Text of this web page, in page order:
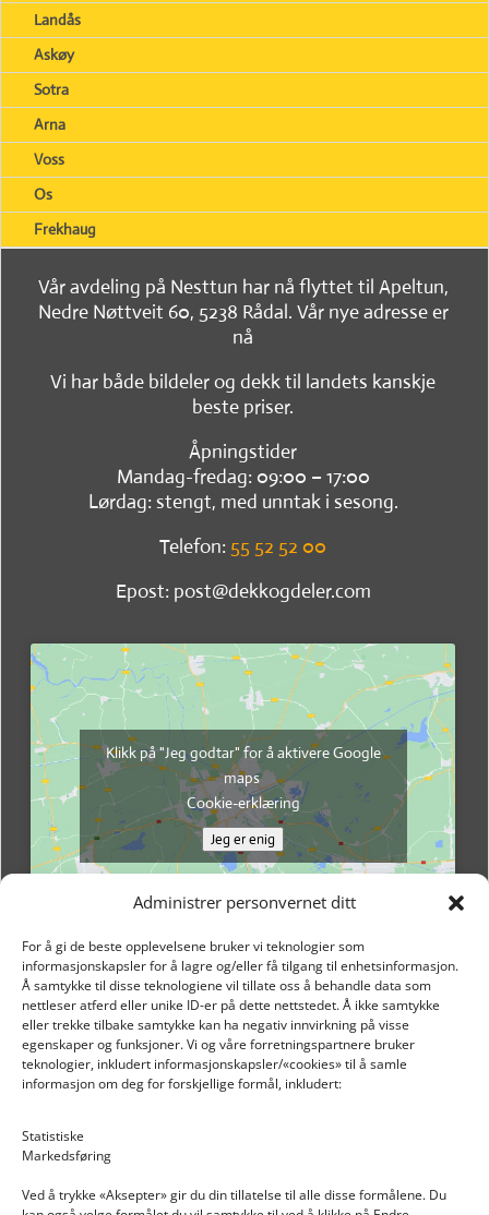
Administrer personvernet ditt
For å gi de beste opplevelsene bruker vi teknologier som
informasjonskapsler for å lagre og/eller få tilgang til enhetsinformasjon.
Å samtykke til disse teknologiene vil tillate oss å behandle data som
nettleser atferd eller unike ID-er på dette nettstedet. Å ikke samtykke
eller trekke tilbake samtykke kan ha negativ innvirkning på visse
egenskaper og funksjoner. Vi og våre forretningspartnere bruker
teknologier, inkludert informasjonskapsler/«cookies» til å samle
informasjon om deg for forskjellige formål, inkludert:
Statistiske
Markedsføring
Ved å trykke «Aksepter» gir du din tillatelse til alle disse formålene. Du
Landås
Askøy
Sotra
Arna
Voss
Os
Frekhaug
Vår avdeling på Nesttun har nå flyttet til Apeltun,
Nedre Nøttveit 60, 5238 Rådal. Vår nye adresse er
nå
Vi har både bildeler og dekk til landets kanskje
beste priser.
Åpningstider
Mandag-fredag: 09:00 – 17:00
Lørdag: stengt, med unntak i sesong.
Telefon: 55 52 52 00
Epost: post@dekkogdeler.com
Klikk på "Jeg godtar" for å aktivere Google
maps
Cookie-erklæring
Jeg er enig